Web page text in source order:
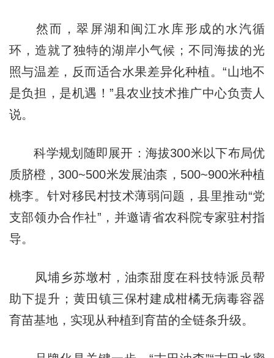
然而，翠屏湖和闽江水库形成的水汽循
环，造就了独特的湖岸小气候；不同海拔的光
照与温差，反而适合水果差异化种植。“山地不
是负担，是机遇！”县农业技术推广中心负责人
说。
科学规划随即展开：海拔300米以下布局优
质脐橙，300~500米发展油柰，500~900米种植
桃李。针对移民村技术薄弱问题，县里推动“党
支部领办合作社”，并邀请省农科院专家驻村指
导。
凤埔乡苏墩村，油柰甜度在科技特派员帮
助下提升；黄田镇三保村建成柑橘无病毒容器
育苗基地，实现从种植到育苗的全链条升级。